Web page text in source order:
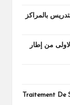
بالمراكز
من إطار
Traitement De